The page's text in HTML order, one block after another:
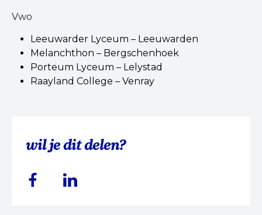
Vwo
Leeuwarder Lyceum – Leeuwarden
Melanchthon – Bergschenhoek
Porteum Lyceum – Lelystad
Raayland College – Venray
wil je dit delen?